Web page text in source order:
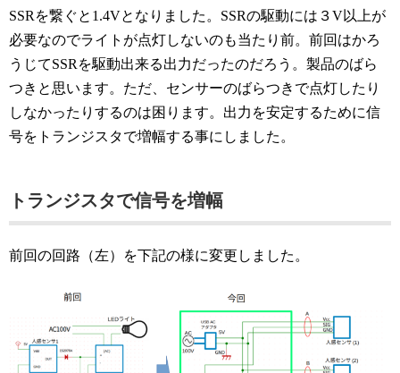
SSRを繋ぐと1.4Vとなりました。SSRの駆動には３V以上が
必要なのでライトが点灯しないのも当たり前。前回はかろ
うじてSSRを駆動出来る出力だったのだろう。製品のばら
つきと思います。ただ、センサーのばらつきで点灯したり
しなかったりするのは困ります。出力を安定するために信
号をトランジスタで増幅する事にしました。
トランジスタで信号を増幅
前回の回路（左）を下記の様に変更しました。